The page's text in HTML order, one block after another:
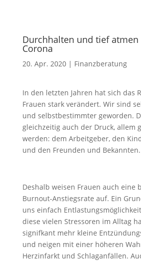
Durchhalten und tief atmen
Corona
20. Apr. 2020| Finanzberatung
In den letzten Jahren hat sich das
Frauen stark verändert. Wir sind
und selbstbestimmter geworden.
gleichzeitig auch der Druck, allem
werden: dem Arbeitgeber, den
und den Freunden und Bekannten.
Deshalb weisen Frauen auch eine
Burnout-Anstiegsrate auf. Ein
uns einfach
diese vielen Stressoren im Alltag
signifkant mehr kleine
und neigen mit einer höheren
Herzinfarkt und Schlaganfällen.